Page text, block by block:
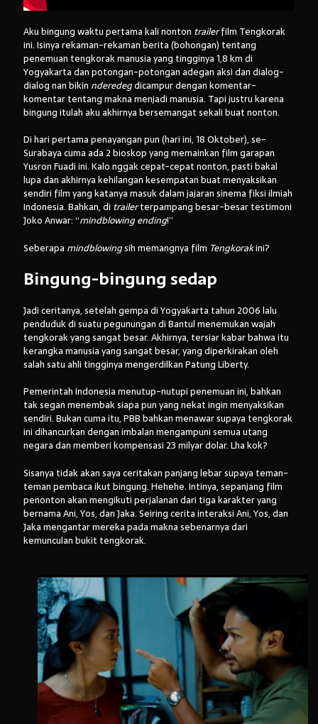
Aku bingung waktu pertama kali nonton trailerfilm Tengkorak
ini. Isinya rekaman-rekaman berita (bohongan) tentang
penemuan tengkorak manusia yang tingginya 1,8 km di
Yogyakarta dan potongan-potongan adegan aksi dan dialog-
dialog nan bikin nderedegdicampur dengan komentar-
komentar tentang makna menjadi manusia. Tapi justru karena
bingung itulah aku akhirnya bersemangat sekali buat nonton.
Di hari pertama penayangan pun (hari ini, 18 Oktober), se-
Surabaya cuma ada 2 bioskop yang memainkan film garapan
Yusron Fuadi ini. Kalo nggak cepat-cepat nonton, pasti bakal
lupa dan akhirnya kehilangan kesempatan buat menyaksikan
sendiri film yang katanya masuk dalam jajaran sinema fiksi ilmiah
Indonesia. Bahkan, di trailerterpampang besar-besar testimoni
Joko Anwar: “mindblowing ending!”
Seberapa mindblowingsih memangnya film Tengkorakini?
Bingung-bingung sedap
Jadi ceritanya, setelah gempa di Yogyakarta tahun 2006 lalu
penduduk di suatu pegunungan di Bantul menemukan wajah
tengkorak yang sangat besar. Akhirnya, tersiar kabar bahwa itu
kerangka manusia yang sangat besar, yang diperkirakan oleh
salah satu ahli tingginya mengerdilkan Patung Liberty.
Pemerintah Indonesia menutup-nutupi penemuan ini, bahkan
tak segan menembak siapa pun yang nekat ingin menyaksikan
sendiri. Bukan cuma itu, PBB bahkan menawar supaya tengkorak
ini dihancurkan dengan imbalan mengampuni semua utang
negara dan memberi kompensasi 23 milyar dolar. Lha kok?
Sisanya tidak akan saya ceritakan panjang lebar supaya teman-
teman pembaca ikut bingung. Hehehe. Intinya, sepanjang film
penonton akan mengikuti perjalanan dari tiga karakter yang
bernama Ani, Yos, dan Jaka. Seiring cerita interaksi Ani, Yos, dan
Jaka mengantar mereka pada makna sebenarnya dari
kemunculan bukit tengkorak.